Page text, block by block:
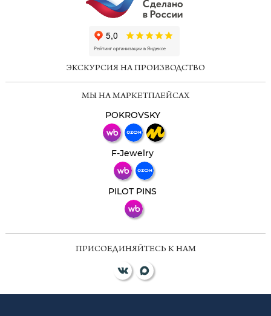
ЭКСКУРСИЯ НА ПРОИЗВОДСТВО
МЫ НА МАРКЕТПЛЕЙСАХ
POKROVSKY
F-Jewelry
PILOT PINS
ПРИСОЕДИНЯЙТЕСЬ К НАМ